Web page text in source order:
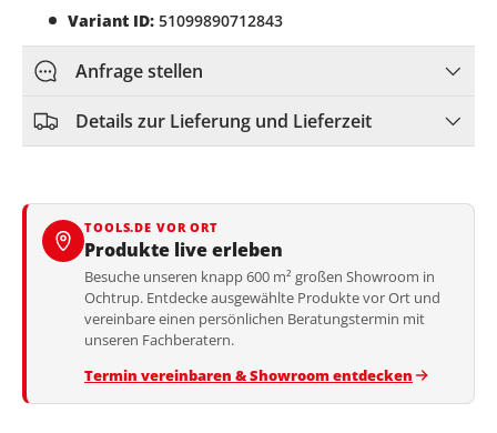
Variant ID: 51099890712843
Anfrage stellen
Details zur Lieferung und Lieferzeit
TOOLS.DE VOR ORT
Produkte live erleben
Besuche unseren knapp 600 m² großen Showroom in
Ochtrup. Entdecke ausgewählte Produkte vor Ort und
vereinbare einen persönlichen Beratungstermin mit
unseren Fachberatern.
Termin vereinbaren & Showroom entdecken